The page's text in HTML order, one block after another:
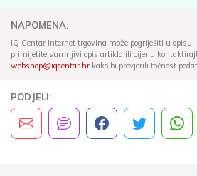
NAPOMENA:
IQ Centar Internet trgovina može pogriješiti u
primijetite sumnjivi opis artikla ili cijenu
webshop@iqcentar.hrkako bi provjerili točnost
PODJELI: